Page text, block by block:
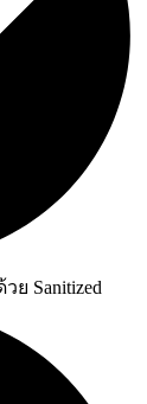
ย Sanitized